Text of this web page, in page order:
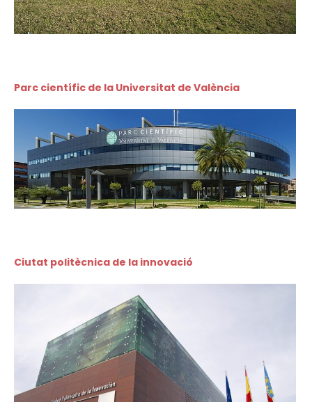
Parc científic de la Universitat de València
Ciutat politècnica de la innovació